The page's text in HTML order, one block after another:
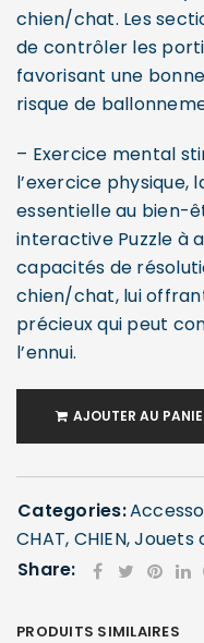
chien/chat. Les
de contrôler les
favorisant une
risque de
– Exercice mental
l’exercice
essentielle au bien-
interactive Puzzle à
capacités de
chien/chat, lui
précieux qui peut
l’ennui.
AJOUTER AU
Categories:
CHAT, CHIEN,Jouets
Share:
PRODUITS SIMILAIRES